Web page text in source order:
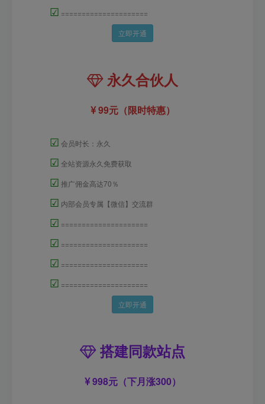
☑ =====================
立即开通
永久合伙人
99元（限时特惠）
☑ 会员时长：永久
☑ 全站资源永久免费获取
☑ 推广佣金高达70％
☑ 内部会员专属【微信】交流群
☑ =====================
☑ =====================
☑ =====================
☑ =====================
立即开通
搭建同款站点
998元（下月涨300）